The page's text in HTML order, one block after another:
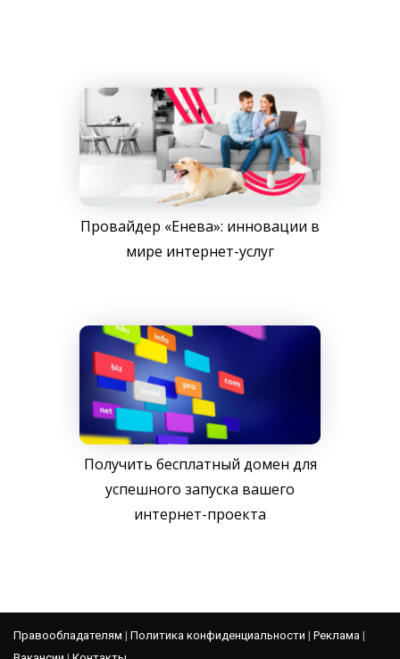
Провайдер «Енева»: инновации в
мире интернет-услуг
Получить бесплатный домен для
успешного запуска вашего
интернет-проекта
Правообладателям | Политика конфиденциальности | Реклама |